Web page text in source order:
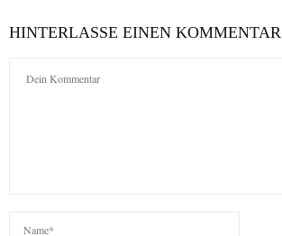
HINTERLASSE EINEN KOMMENTAR